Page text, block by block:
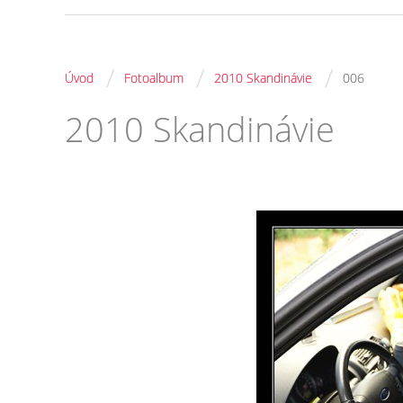
Úvod / Fotoalbum / 2010 Skandinávie / 006
2010 Skandinávie